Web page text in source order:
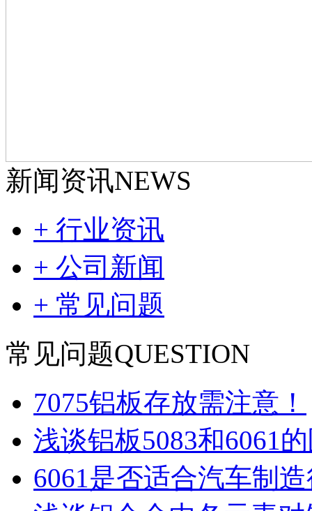
新闻资讯NEWS
+ 行业资讯
+ 公司新闻
+ 常见问题
常见问题QUESTION
7075铝板存放需注意！
浅谈铝板5083和6061
6061是否适合汽车制